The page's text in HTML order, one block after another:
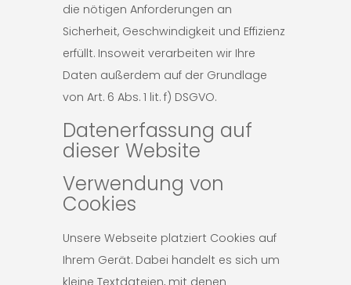
die nötigen Anforderungen an
Sicherheit, Geschwindigkeit und Effizienz
erfüllt. Insoweit verarbeiten wir Ihre
Daten außerdem auf der Grundlage
von Art. 6 Abs. 1 lit. f) DSGVO.
Datenerfassung auf
dieser Website
Verwendung von
Cookies
Unsere Webseite platziert Cookies auf
Ihrem Gerät. Dabei handelt es sich um
kleine Textdateien, mit denen